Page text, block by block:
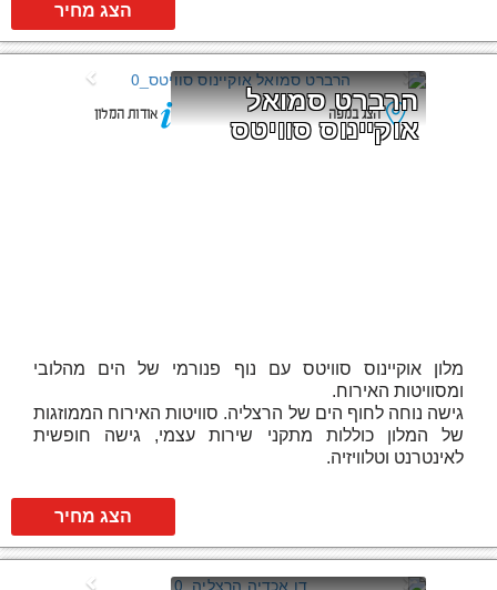
הצג מחיר
הרברט סמואל
אוקיינוס סוויטס
הצג במפה אודות המלון
מלון אוקיינוס סוויטס עם נוף פנורמי של הים מהלובי
ומסוויטות האירוח.
גישה נוחה לחוף הים של הרצליה. סוויטות האירוח הממוזגות
של המלון כוללות מתקני שירות עצמי, גישה חופשית
לאינטרנט וטלוויזיה.
הצג מחיר